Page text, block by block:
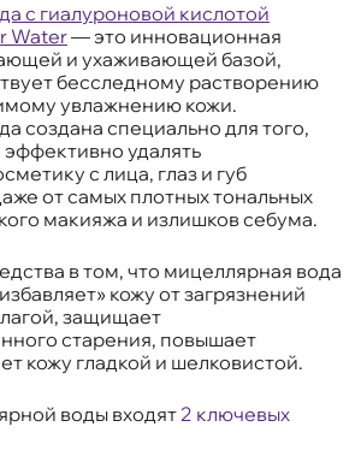
с гиалуроновой кислотой
Water— это инновационная
и ухаживающей базой,
бесследному растворению
увлажнению кожи.
создана специально для того,
удалять
с лица, глаз и губ
от самых плотных тональных
макияжа и излишков себума.
в том, что мицеллярная вода
кожу от загрязнений
защищает
старения, повышает
кожу гладкой и шелковистой.
воды входят2 ключевых